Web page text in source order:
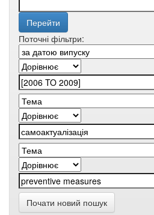
Поточні фільтри:
Почати новий пошук